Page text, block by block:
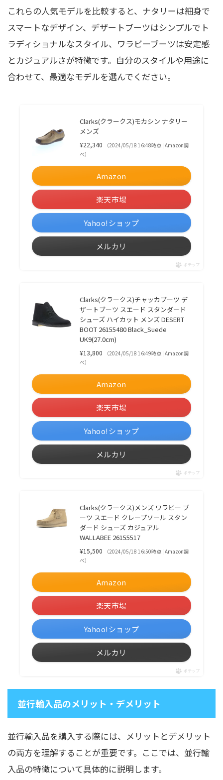
これらの人気モデルを比較すると、ナタリーは細身で
スマートなデザイン、デザートブーツはシンプルでト
ラディショナルなスタイル、ワラビーブーツは安定感
とカジュアルさが特徴です。自分のスタイルや用途に
合わせて、最適なモデルを選んでください。
Clarks(クラークス)モカシン ナタリー
メンズ
¥22,340
（2024/05/18 16:48時点 | Amazon調
べ）
Amazon
楽天市場
Yahoo!ショップ
メルカリ
ポチップ
Clarks(クラークス)チャッカブーツ デ
ザートブーツ スエード スタンダード
シューズ ハイカット メンズ DESERT
BOOT 26155480 Black_Suede
UK9(27.0cm)
¥13,800
（2024/05/18 16:49時点 | Amazon調
べ）
Amazon
楽天市場
Yahoo!ショップ
メルカリ
ポチップ
Clarks(クラークス)メンズ ワラビー ブ
ーツ スエード クレープソール スタン
ダード シューズ カジュアル
WALLABEE 26155517
¥15,500
（2024/05/18 16:50時点 | Amazon調
べ）
Amazon
楽天市場
Yahoo!ショップ
メルカリ
ポチップ
並行輸入品のメリット・デメリット
並行輸入品を購入する際には、メリットとデメリット
の両方を理解することが重要です。ここでは、並行輸
入品の特徴について具体的に説明します。